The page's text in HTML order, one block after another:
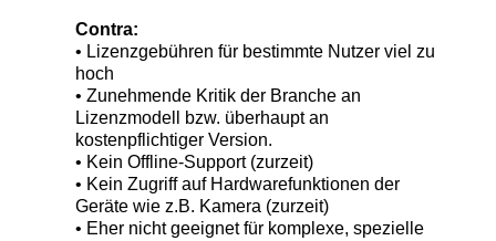
Contra:
• Lizenzgebühren für bestimmte Nutzer viel zu
hoch
• Zunehmende Kritik der Branche an
Lizenzmodell bzw. überhaupt an
kostenpflichtiger Version.
• Kein Offline-Support (zurzeit)
• Kein Zugriff auf Hardwarefunktionen der
Geräte wie z.B. Kamera (zurzeit)
• Eher nicht geeignet für komplexe, spezielle